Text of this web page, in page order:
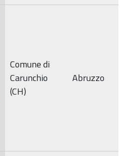
Comune di
Carunchio
(CH)
Abruzzo